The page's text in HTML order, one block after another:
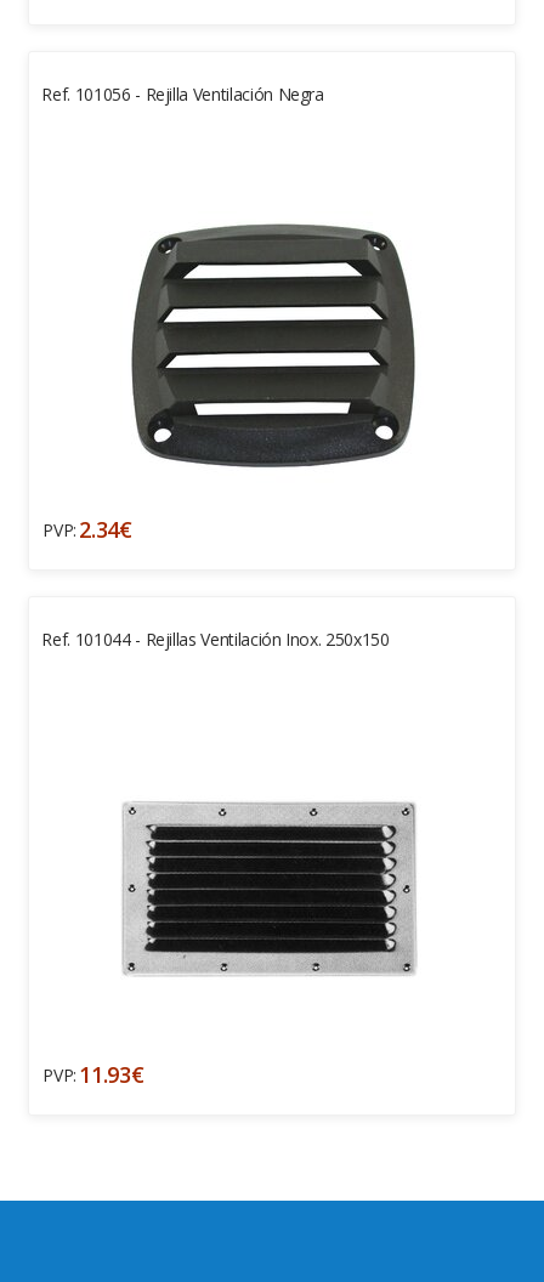
Ref. 101056 - Rejilla Ventilación Negra
PVP: 2.34€
Ref. 101044 - Rejillas Ventilación Inox. 250x150
PVP: 11.93€